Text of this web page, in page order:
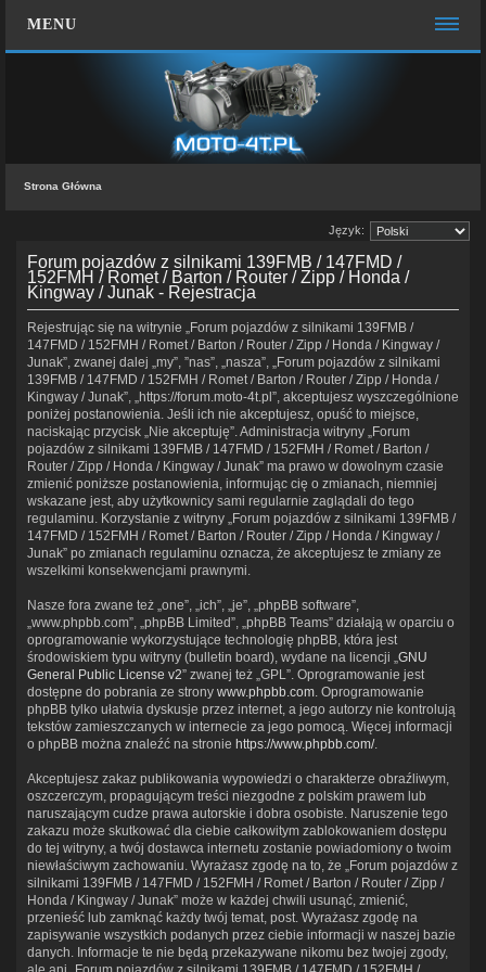
MENU
Zespół administracyjny
FAQ
ZALOGUJ SIĘ
Strona Główna
Język:
Forum pojazdów z silnikami 139FMB / 147FMD /
152FMH / Romet / Barton / Router / Zipp / Honda /
Kingway / Junak - Rejestracja
Rejestrując się na witrynie „Forum pojazdów z silnikami 139FMB /
147FMD / 152FMH / Romet / Barton / Router / Zipp / Honda / Kingway /
Junak”, zwanej dalej „my”, ”nas”, „nasza”, „Forum pojazdów z silnikami
139FMB / 147FMD / 152FMH / Romet / Barton / Router / Zipp / Honda /
Kingway / Junak”, „https://forum.moto-4t.pl”, akceptujesz wyszczególnione
poniżej postanowienia. Jeśli ich nie akceptujesz, opuść to miejsce,
naciskając przycisk „Nie akceptuję”. Administracja witryny „Forum
pojazdów z silnikami 139FMB / 147FMD / 152FMH / Romet / Barton /
Router / Zipp / Honda / Kingway / Junak” ma prawo w dowolnym czasie
zmienić poniższe postanowienia, informując cię o zmianach, niemniej
wskazane jest, aby użytkownicy sami regularnie zaglądali do tego
regulaminu. Korzystanie z witryny „Forum pojazdów z silnikami 139FMB /
147FMD / 152FMH / Romet / Barton / Router / Zipp / Honda / Kingway /
Junak” po zmianach regulaminu oznacza, że akceptujesz te zmiany ze
wszelkimi konsekwencjami prawnymi.
Nasze fora zwane też „one”, „ich”, „je”, „phpBB software”,
„www.phpbb.com”, „phpBB Limited”, „phpBB Teams” działają w oparciu o
oprogramowanie wykorzystujące technologię phpBB, która jest
środowiskiem typu witryny (bulletin board), wydane na licencji „GNU
General Public License v2” zwanej też „GPL”. Oprogramowanie jest
dostępne do pobrania ze strony www.phpbb.com. Oprogramowanie
phpBB tylko ułatwia dyskusje przez internet, a jego autorzy nie kontrolują
tekstów zamieszczanych w internecie za jego pomocą. Więcej informacji
o phpBB można znaleźć na stronie https://www.phpbb.com/.
Akceptujesz zakaz publikowania wypowiedzi o charakterze obraźliwym,
oszczerczym, propagującym treści niezgodne z polskim prawem lub
naruszającym cudze prawa autorskie i dobra osobiste. Naruszenie tego
zakazu może skutkować dla ciebie całkowitym zablokowaniem dostępu
do tej witryny, a twój dostawca internetu zostanie powiadomiony o twoim
niewłaściwym zachowaniu. Wyrażasz zgodę na to, że „Forum pojazdów z
silnikami 139FMB / 147FMD / 152FMH / Romet / Barton / Router / Zipp /
Honda / Kingway / Junak” może w każdej chwili usunąć, zmienić,
przenieść lub zamknąć każdy twój temat, post. Wyrażasz zgodę na
zapisywanie wszystkich podanych przez ciebie informacji w naszej bazie
danych. Informacje te nie będą przekazywane nikomu bez twojej zgody,